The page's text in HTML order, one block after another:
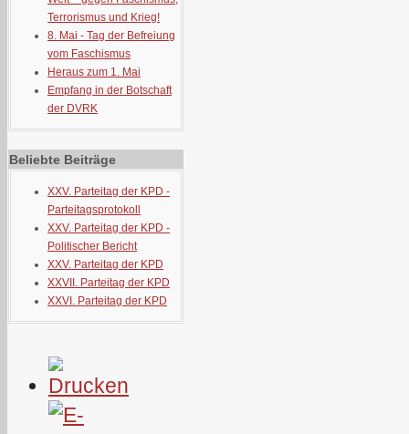
Terrorismus und Krieg!
8. Mai - Tag der Befreiung
vom Faschismus
Heraus zum 1. Mai
Empfang in der Botschaft
der DVRK
Beliebte Beiträge
XXV. Parteitag der KPD -
Parteitagsprotokoll
XXV. Parteitag der KPD -
Politischer Bericht
XXV. Parteitag der KPD
XXVII. Parteitag der KPD
XXVI. Parteitag der KPD